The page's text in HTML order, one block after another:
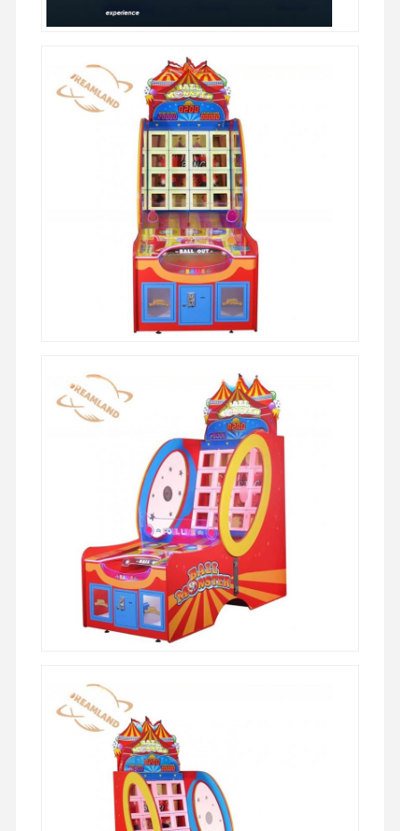
Machine de jeu de griffe
machine à jouer à des jeux de jetons
Équipement de terrain de jeux
Simulateur de jeu de moto
Simulateur de VR 360
Jeu de tir d'arcade en VR
VR simulateur de course automobile